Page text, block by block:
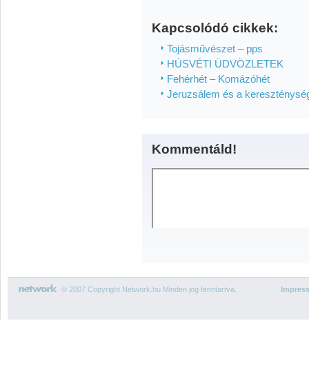
Kapcsolódó cikkek:
Tojásművészet – pps
HÚSVÉTI ÜDVÖZLETEK
Fehérhét – Komázóhét
Jeruzsálem és a
Kommentáld!
© 2007 Copyright Network.hu Minden jog fenntartva.